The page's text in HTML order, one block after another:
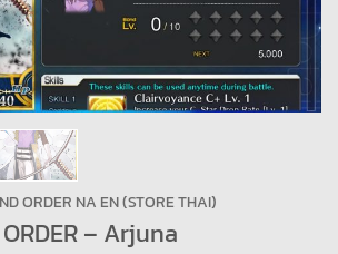
ORDER NA EN (STORE THAI)
– Arjuna